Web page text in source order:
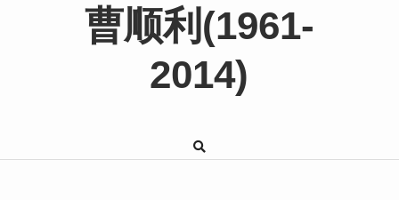
曹顺利(1961-
2014)